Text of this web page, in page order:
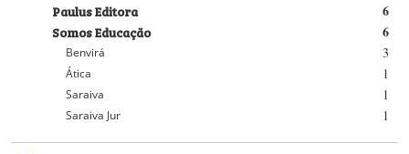
6
Paulus Editora
6
Somos Educação
3
Benvirá
1
Ática
1
Saraiva
1
Saraiva Jur